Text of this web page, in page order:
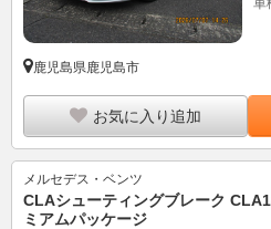
車
鹿児島県鹿児島市
お気に入り追加
メルセデス・ベンツ
CLAシューティングブレーク
ミアムパッケージ